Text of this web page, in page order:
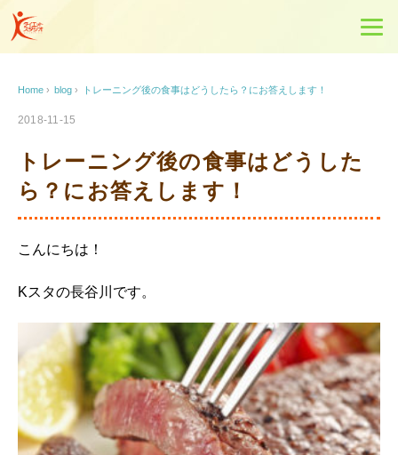
Home › blog › トレーニング後の食事はどうしたら？にお答えします！
2018-11-15
トレーニング後の食事はどうした
ら？にお答えします！
こんにちは！
Kスタの長谷川です。